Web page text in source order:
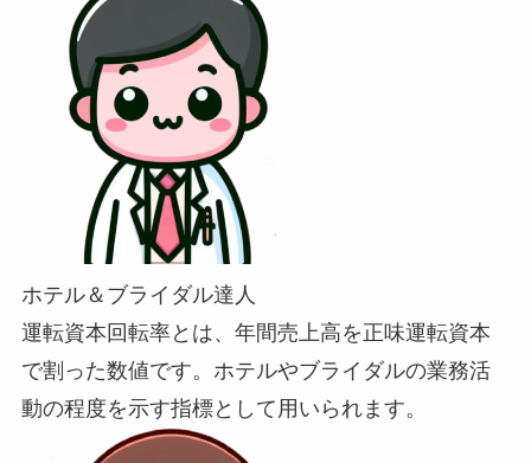
ホテル＆ブライダル達人
運転資本回転率とは、年間売上高を正味運転資本
で割った数値です。ホテルやブライダルの業務活
動の程度を示す指標として用いられます。